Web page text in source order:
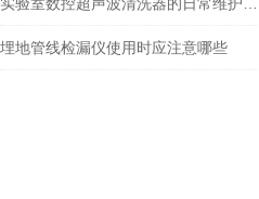
埋地管线检漏仪使用时应注意哪些